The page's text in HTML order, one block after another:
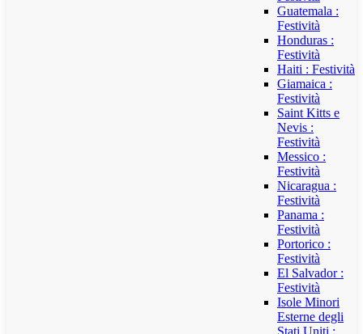
Guatemala :
Festività
Honduras :
Festività
Haiti : Festività
Giamaica :
Festività
Saint Kitts e
Nevis :
Festività
Messico :
Festività
Nicaragua :
Festività
Panama :
Festività
Portorico :
Festività
El Salvador :
Festività
Isole Minori
Esterne degli
Stati Uniti :